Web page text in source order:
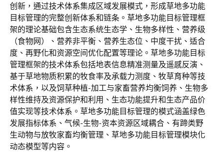
创新，通过技术体系集成区域发展模式，形成草地多功能
目标管理的完整创新体系和链条。草地多功能目标管理框
架的理论基础包含生态系统生态学、生物多样性、营养级
（食物网）、营养非平衡、营养生态位、中度干扰、适合
度、再野化和资源空间优化配置等理论。草地多功能目标
管理框架的技术体系包括地表信息精准测量及遥感反演、
基于草地物质积累的牧食率及承载力测度、牧草育种等技
术体系，以及饲草种植-加工与家畜营养均衡饲养、生物多
样性维持及资源保护和利用、生态功能提升和生态产品价
值实现等技术体系。草地多功能目标管理的模式涵盖绿色
发展指标体系、气候-生物-资本资源区域耦合、有蹄类野
生动物与放牧家畜均衡管理、草地多功能目标管理模块化
动态模型等内容。